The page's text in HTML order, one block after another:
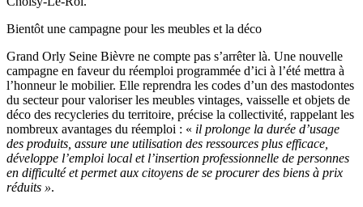
Bientôt une campagne pour les meubles et la déco
Grand Orly Seine Bièvre ne compte pas s’arrêter là. Une nouvelle
campagne en faveur du réemploi programmée d’ici à l’été mettra à
l’honneur le mobilier. Elle reprendra les codes d’un des mastodontes
du secteur pour valoriser les meubles vintages, vaisselle et objets de
déco des recycleries du territoire, précise la collectivité, rappelant les
nombreux avantages du réemploi : « il prolonge la durée d’usage
des produits, assure une utilisation des ressources plus efficace,
développe l’emploi local et l’insertion professionnelle de personnes
en difficulté et permet aux citoyens de se procurer des biens à prix
réduits ».